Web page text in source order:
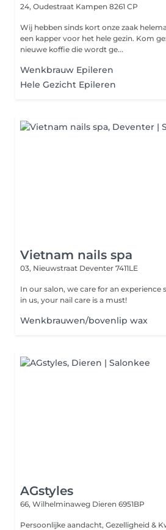
24, Oudestraat Kampen 8261 CP
Wij hebben sinds kort onze zaak
een kapper voor het hele gezin. Kom
nieuwe koffie die wordt ge...
Wenkbrauw Epileren
Hele Gezicht Epileren
Vietnam nails spa
03, Nieuwstraat Deventer 7411LE
In our salon, we care for an experience
in us, your nail care is a must!
Wenkbrauwen/bovenlip wax
AGstyles
66, Wilhelminaweg Dieren 6951BP
Persoonlijke aandacht, Gezelligheid &